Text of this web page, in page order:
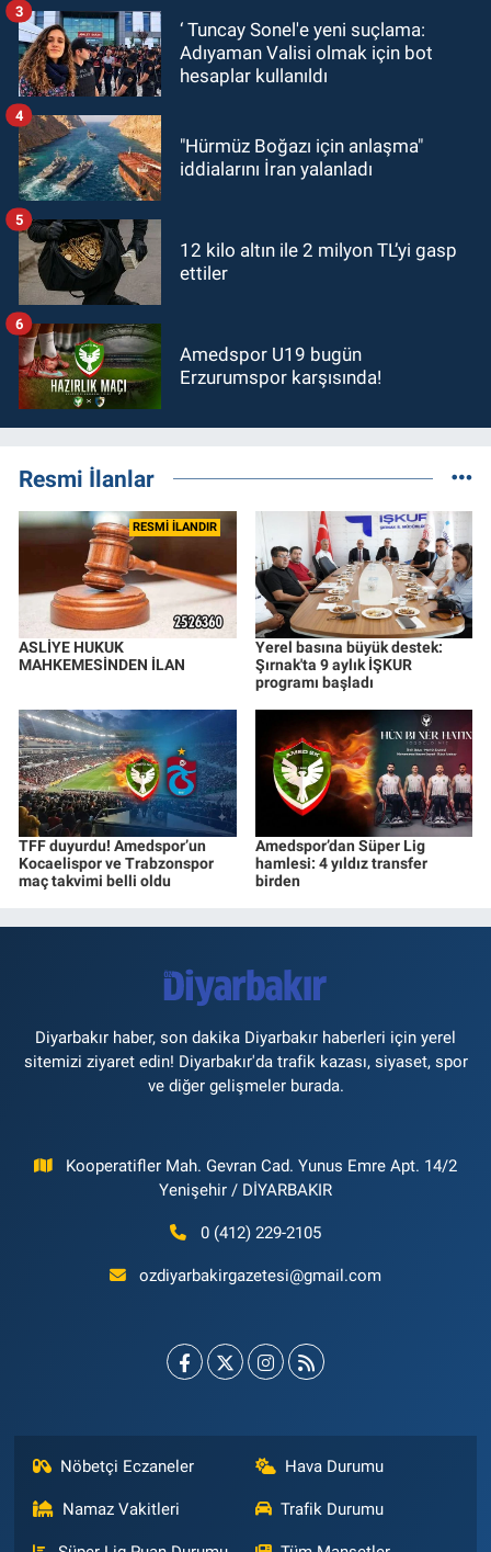
‘ Tuncay Sonel'e yeni suçlama:
Adıyaman Valisi olmak için bot
hesaplar kullanıldı
3
"Hürmüz Boğazı için anlaşma"
iddialarını İran yalanladı
4
12 kilo altın ile 2 milyon TL’yi gasp
ettiler
5
Amedspor U19 bugün
Erzurumspor karşısında!
6
Resmi İlanlar
RESMİ İLANDIR
ASLİYE HUKUK
MAHKEMESİNDEN İLAN
Yerel basına büyük destek:
Şırnak'ta 9 aylık İŞKUR
programı başladı
TFF duyurdu! Amedspor’un
Kocaelispor ve Trabzonspor
maç takvimi belli oldu
Amedspor’dan Süper Lig
hamlesi: 4 yıldız transfer
birden
Diyarbakır haber, son dakika Diyarbakır haberleri için yerel
sitemizi ziyaret edin! Diyarbakır'da trafik kazası, siyaset, spor
ve diğer gelişmeler burada.
Kooperatifler Mah. Gevran Cad. Yunus Emre Apt. 14/2
Yenişehir / DİYARBAKIR
0 (412) 229-2105
ozdiyarbakirgazetesi@gmail.com
Nöbetçi Eczaneler Hava Durumu
Namaz Vakitleri Trafik Durumu